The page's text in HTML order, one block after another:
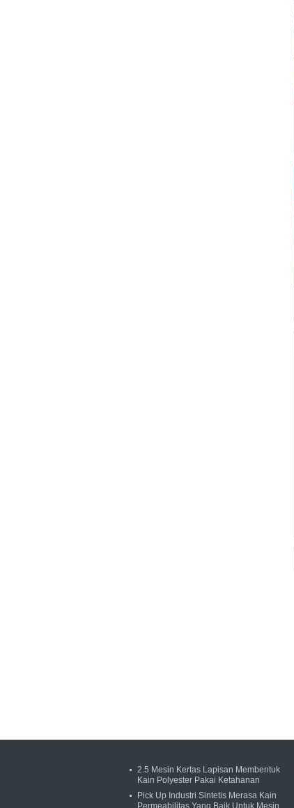
2.5 Mesin Kertas Lapisan Membentuk
Kain Polyester Pakai Ketahanan
Pick Up Industri Sintetis Merasa Kain
Permeabilitas Yang Baik Untuk Mesin